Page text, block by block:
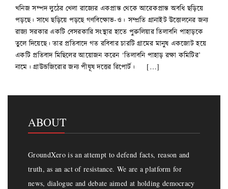
খনিজ সম্পদ লুঠের খেলা রাজ্যের একপ্রান্ত থেকে আরেকপ্রান্ত অবধি ছড়িয়ে
পড়ছে। সাথে ছড়িয়ে পড়ছে গণবিক্ষোভ-ও। সম্প্রতি গ্রানাইট উত্তোলনের জন্য
রাজ্য সরকার একটি বেসরকারি সংস্থার হাতে পুরুলিয়ার তিলাবনি পাহাড়কে
তুলে দিয়েছে। তার প্রতিবাদে গত রবিবার চারটি গ্রামের মানুষ একজোট হয়ে
একটি প্রতিবাদ মিছিলের আয়োজন করেন ‘তিলাবনি পাহাড় রক্ষা কমিটির’
নামে। গ্রাউন্ডজিরোর জন্য পীযূষ দত্তের রিপোর্ট। […]
ABOUT
GroundXero is an attempt to defend facts, reason and
truth, as an act of resistance. We are a platform for
news, dialogue and debate aimed at holding democracy